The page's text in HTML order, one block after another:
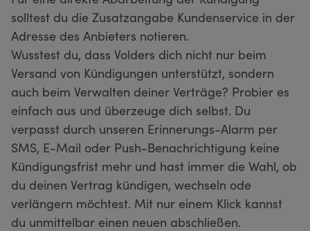
solltest du die Zusatzangabe Kundenservice in der
Adresse des Anbieters notieren.
Wusstest du, dass Volders dich nicht nur beim
Versand von Kündigungen unterstützt, sondern
auch beim Verwalten deiner Verträge? Probier es
einfach aus und überzeuge dich selbst. Du
verpasst durch unseren Erinnerungs-Alarm per
SMS, E-Mail oder Push-Benachrichtigung keine
Kündigungsfrist mehr und hast immer die Wahl, ob
du deinen Vertrag kündigen, wechseln ode
verlängern möchtest. Mit nur einem Klick kannst
du unmittelbar einen neuen abschließen.